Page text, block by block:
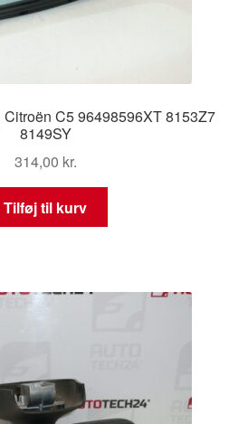
C5 96498596XT 8153Z7
8149SY
314,00 kr.
Tilføj til kurv